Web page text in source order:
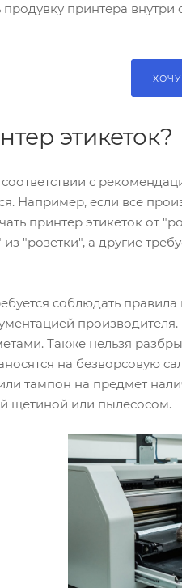
принтера
этикеток?
с
Например, если все
принтер этикеток от
"розетки", а другие
соблюдать
Также нельзя
на безворсовую
тампон на предмет
щетиной или пылесосом.